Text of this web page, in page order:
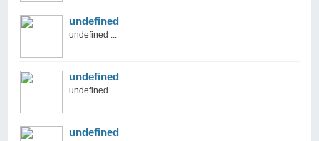
undefined
undefined ...
undefined
undefined ...
undefined